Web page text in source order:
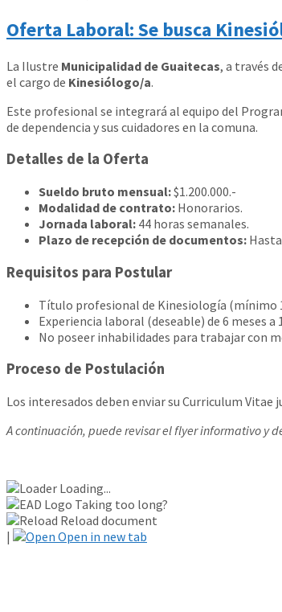
Oferta Laboral: Se busca
La Ilustre Municipalidad de Guaitecas, a través
el cargo de Kinesiólogo/a.
Este profesional se integrará al equipo del
de dependencia y sus cuidadores en la comuna.
Detalles de la Oferta
Sueldo bruto mensual:$1.200.000.-
Modalidad de contrato: Honorarios.
Jornada laboral: 44 horas semanales.
Plazo de recepción de documentos:
Requisitos para Postular
Título profesional de Kinesiología (mínimo
Experiencia laboral (deseable) de 6 meses
No poseer inhabilidades para trabajar con
Proceso de Postulación
Los interesados deben enviar su Curriculum
A continuación, puede revisar el flyer informativo y
Loading...
Taking too long?
Reload document
|
Open in new tab